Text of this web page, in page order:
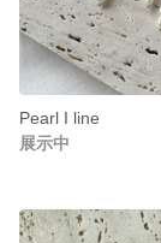
Pearl I line
展示中